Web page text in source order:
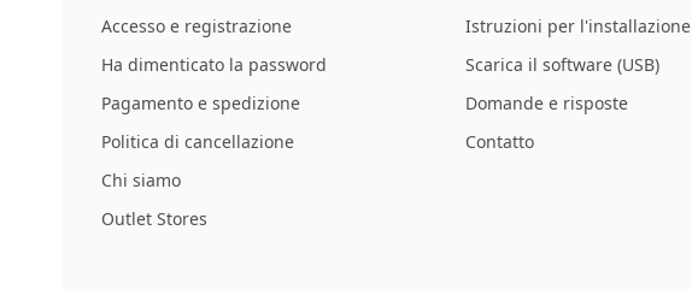
Accesso e registrazione
Ha dimenticato la password
Pagamento e spedizione
Politica di cancellazione
Chi siamo
Outlet Stores
Istruzioni per l'installazione
Scarica il software (USB)
Domande e risposte
Contatto